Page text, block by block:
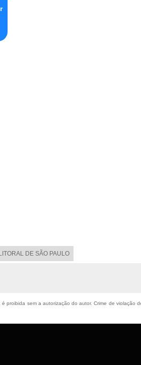
LITORAL DE SÃO PAULO
proibida sem a autorização do autor. Crime de violação